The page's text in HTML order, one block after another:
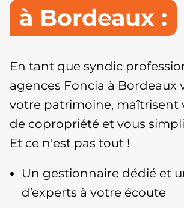
à Bordeaux :
En tant que syndic
agences Foncia à Bordeaux
votre patrimoine, maîtrisent
de copropriété et vous
Et ce n'est pas tout !
Un gestionnaire dédié et
d’experts à votre écoute